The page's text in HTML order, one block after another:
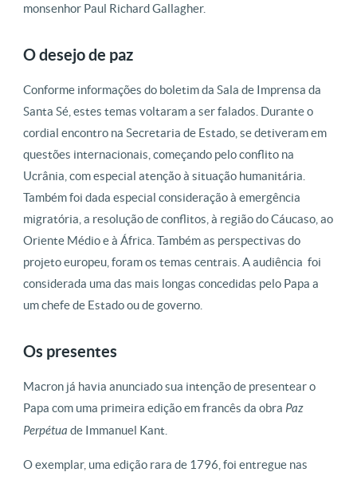
monsenhor Paul Richard Gallagher.
O desejo de paz
Conforme informações do boletim da Sala de Imprensa da
Santa Sé, estes temas voltaram a ser falados. Durante o
cordial encontro na Secretaria de Estado, se detiveram em
questões internacionais, começando pelo conflito na
Ucrânia, com especial atenção à situação humanitária.
Também foi dada especial consideração à emergência
migratória, a resolução de conflitos, à região do Cáucaso, ao
Oriente Médio e à África. Também as perspectivas do
projeto europeu, foram os temas centrais. A audiência foi
considerada uma das mais longas concedidas pelo Papa a
um chefe de Estado ou de governo.
Os presentes
Macron já havia anunciado sua intenção de presentear o
Papa com uma primeira edição em francês da obra Paz
Perpétua de Immanuel Kant.
O exemplar, uma edição rara de 1796, foi entregue nas